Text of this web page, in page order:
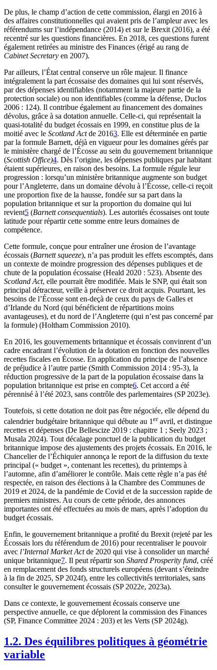
De plus, le champ d’action de cette commission, élargi en 2016 à
des affaires constitutionnelles qui avaient pris de l’ampleur avec les
référendums sur l’indépendance (2014) et sur le Brexit (2016), a été
recentré sur les questions financières. En 2018, ces questions furent
également retirées au ministre des Finances (érigé au rang de
Cabinet Secretary en 2007).
Par ailleurs, l’État central conserve un rôle majeur. Il finance
intégralement la part écossaise des domaines qui lui sont réservés,
par des dépenses identifiables (notamment la majeure partie de la
protection sociale) ou non identifiables (comme la défense, Duclos
2006 : 124). Il contribue également au financement des domaines
dévolus, grâce à sa dotation annuelle. Celle-ci, qui représentait la
quasi-totalité du budget écossais en 1999, en constitue plus de la
moitié avec le Scotland Actde 20163. Elle est déterminée en partie
par la formule Barnett, déjà en vigueur pour les domaines gérés par
le ministère chargé de l’Écosse au sein du gouvernement britannique
(Scottish Office)4. Dès l’origine, les dépenses publiques par habitant
étaient supérieures, en raison des besoins. La formule régule leur
progression : lorsqu’un ministère britannique augmente son budget
pour l’Angleterre, dans un domaine dévolu à l’Écosse, celle-ci reçoit
une proportion fixe de la hausse, fondée sur sa part dans la
population britannique et sur la proportion du domaine qui lui
revient5 (Barnett consequentials). Les autorités écossaises ont toute
latitude pour répartir cette somme entre leurs domaines de
compétence.
Cette formule, conçue pour entraîner une érosion de l’avantage
écossais (Barnett squeeze), n’a pas produit les effets escomptés, dans
un contexte de moindre progression des dépenses publiques et de
chute de la population écossaise (Heald 2020 : 523). Absente des
Scotland Act, elle pourrait être modifiée. Mais le SNP, qui était son
principal détracteur, veille à préserver ce droit acquis. Pourtant, les
besoins de l’Écosse sont en-deçà de ceux du pays de Galles et
d’Irlande du Nord (qui bénéficient de répartitions moins
avantageuses), et du nord de l’Angleterre (qui n’est pas concerné par
la formule) (Holtham Commission 2010).
En 2016, les gouvernements britannique et écossais convinrent d’un
cadre encadrant l’évolution de la dotation en fonction des nouvelles
recettes fiscales en Écosse. En application du principe de l’absence
de préjudice à l’autre partie (Smith Commission 2014 : 95-3), la
réduction progressive de la part de la population écossaise dans la
population britannique est prise en compte6. Cet accord a été
pérennisé à l’été 2023, sans contrôle des parlementaires (SP 2023e).
Toutefois, si cette dotation ne doit pas être négociée, elle dépend du
calendrier budgétaire britannique qui débute au 1 eravril, et distingue
recettes et dépenses (De Bellescize 2019 : chapitre 1 ; Seely 2023 ;
Musala 2024). Tout décalage ponctuel de la publication du budget
britannique impose des ajustements des projets écossais. En 2016, le
Chancelier de l’Échiquier annonça le report de la diffusion du texte
principal (« budget », contenant les recettes), du printemps à
l’automne, afin d’améliorer le contrôle. Mais cette règle n’a pas été
respectée, en raison des élections à la Chambre des Communes de
2019 et 2024, de la pandémie de Covid et de la succession rapide de
premiers ministres. Au cours de cette période, des annonces
importantes ont été effectuées au mois de mars, après l’adoption du
budget écossais.
Enfin, le gouvernement britannique a profité du Brexit (rejeté par les
Écossais lors du référendum de 2016) pour recentraliser le pouvoir
avec l’Internal Market Actde 2020 qui vise à consolider un marché
unique britannique7. Il peut répartir son Shared Prosperity fund, créé
en remplacement des fonds structurels européens (devant s’éteindre
à la fin de 2025, SP 2024f), entre les collectivités territoriales, sans
consulter le gouvernement écossais (SP 2022e, 2023a).
Dans ce contexte, le gouvernement écossais conserve une
perspective annuelle, ce que déplorent la commission des Finances
(SP, Finance Committee 2024 : 203) et les Verts (SP 2024g).
1.2. Des équilibres politiques à géométrie
variable